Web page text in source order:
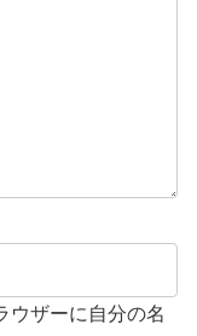
ウザーに自分の名